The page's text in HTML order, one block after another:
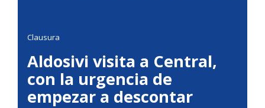
Clausura
Aldosivi visita a Central,
con la urgencia de
empezar a descontar